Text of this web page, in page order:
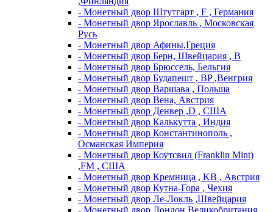
- Монетный двор Штутгарт , F , Германия
- Монетный двор Ярославль , Московская
Русь
- Монетный двор Афины,Греция
- Монетный двор Берн, Швейцария , В
- Монетный двор Брюссель, Бельгия
- Монетный двор Будапешт , BP ,Венгрия
- Монетный двор Варшава , Польша
- Монетный двор Вена, Австрия
- Монетный двор Денвер ,D , США
- Монетный двор Калькутта , Индия
- Монетный двор Константинополь ,
Османская Империя
- Монетный двор Коутсвил (Franklin Mint)
,FM , США
- Монетный двор Кремница , KB , Австрия
- Монетный двор Кутна-Гора , Чехия
- Монетный двор Ле-Локль ,Швейцария
- Монетный двор Лондон,Великобритания